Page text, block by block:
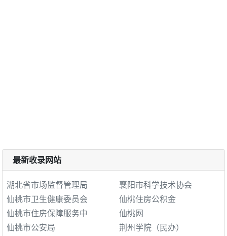
最新收录网站
湖北省市场监督管理局
襄阳市科学技术协会
仙桃市卫生健康委员会
仙桃住房公积金
仙桃市住房保障服务中
仙桃网
仙桃市公安局
荆州学院（民办）